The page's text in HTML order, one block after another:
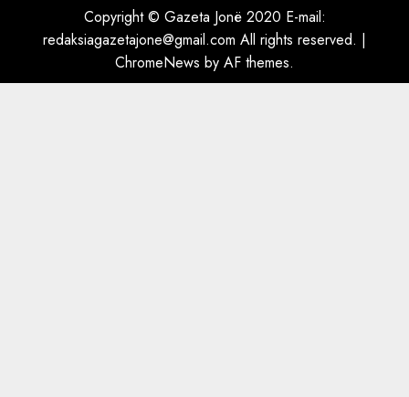
ngjau me Talo Çelën”,
dëshmia e Nuredin Dumanit
flet për PERSONAT që e
plagosën!
Copyright © Gazeta Jonë 2020 E-mail:
redaksiagazetajone@gmail.com All rights reserved. |
ChromeNews by AF themes.